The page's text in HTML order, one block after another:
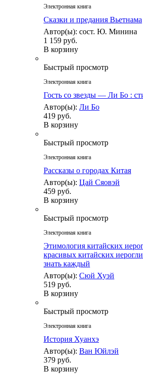
Электронная книга
Сказки и предания Вьетнама
Автор(ы): сост. Ю. Минина
1 159 руб.
В корзину
Быстрый просмотр
Электронная книга
Гость со звезды — Ли Бо :
Автор(ы): Ли Бо
419 руб.
В корзину
Быстрый просмотр
Электронная книга
Рассказы о городах Китая
Автор(ы): Цай Сяовэй
459 руб.
В корзину
Быстрый просмотр
Электронная книга
Этимология китайских
красивых китайских
знать каждый
Автор(ы): Сюй Хуэй
519 руб.
В корзину
Быстрый просмотр
Электронная книга
История Хуанхэ
Автор(ы): Ван Юйлэй
379 руб.
В корзину